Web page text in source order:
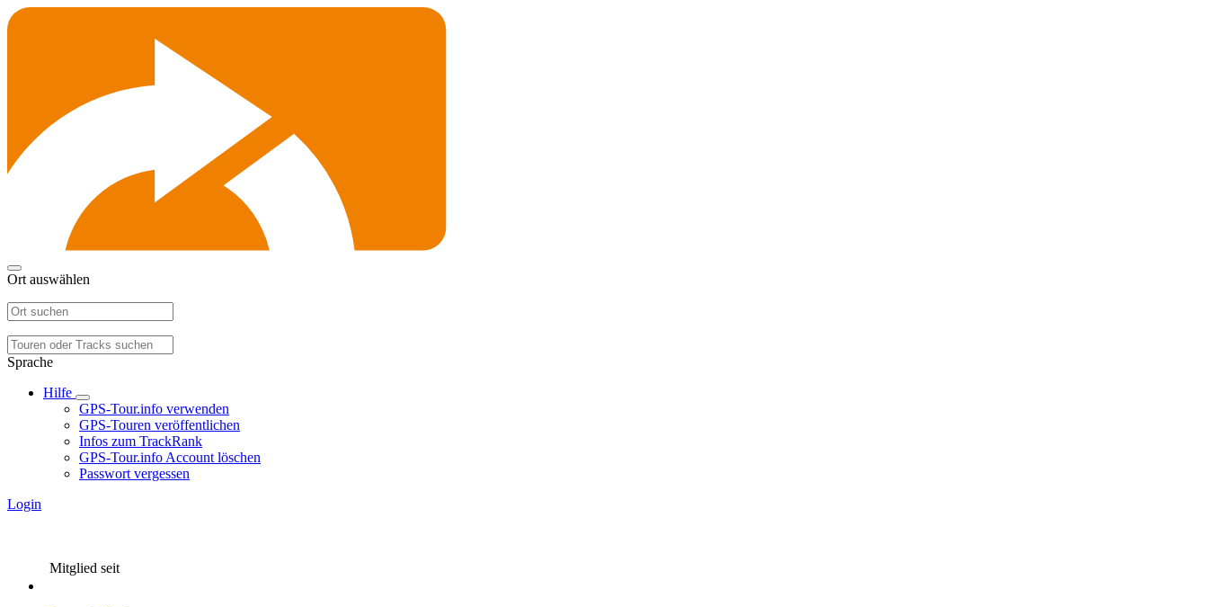
Ort auswählen
Sprache
Hilfe
GPS-Tour.info verwenden
GPS-Touren veröffentlichen
Infos zum TrackRank
GPS-Tour.info Account löschen
Passwort vergessen
Login
Mitglied seit